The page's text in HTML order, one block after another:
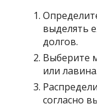
выделять
долгов.
Выберите
или лавина.
согласно